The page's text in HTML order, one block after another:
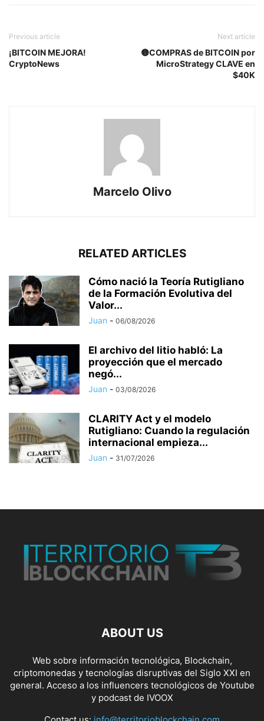
Previous article
¡BITCOIN MEJORA!
CryptoNews
Next article
🟡COMPRAS de BITCOIN por
MicroStrategy CLAVE en
$40K
Marcelo Olivo
RELATED ARTICLES
Cómo nació la Teoría Rutigliano
de la Formación Evolutiva del
Valor...
Juan - 06/08/2026
El archivo del litio habló: La
proyección que el mercado
negó...
Juan - 03/08/2026
CLARITY Act y el modelo
Rutigliano: Cuando la regulación
internacional empieza...
Juan - 31/07/2026
ABOUT US
Web sobre información tecnológica, Blockchain,
criptomonedas y tecnologías disruptivas del Siglo XXI en
general. Acceso a los influencers tecnológicos de Youtube
y podcast de IVOOX